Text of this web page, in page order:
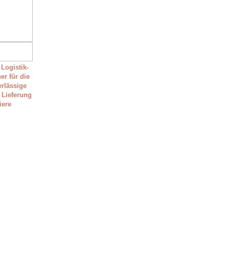
Logistik-
für die
Lieferung